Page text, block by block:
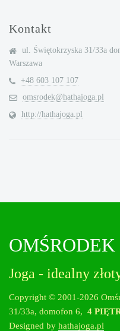
Kontakt
ul. Świętokrzyska 31/33a
Warszawa
+48 603 107 107
omsrodek@hathajoga.pl
http://hathajoga.pl
Joga - idealny
Copyright © 2001-2026
31/33a, domofon 6, 4
Designed by hathajoga.pl